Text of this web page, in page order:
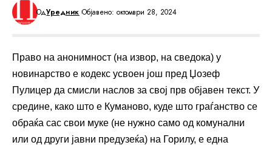
ОдУредник Објавено: октомври 28, 2024
Право на анонимност (на извор, на сведока) у
новинарство е кодекс усвоен још пред Џозеф
Пулицер да смисли наслов за свој прв објавен текст. У
средине, како што е Куманово, куде што граѓанство се
обраќа сас свои муке (не нужно само од комунални
или од други јавни предузеќа) на Горилу, е една